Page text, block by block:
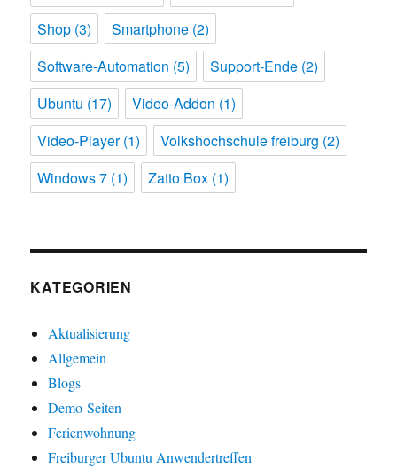
Shop (3) Smartphone (2)
Software-Automation (5) Support-Ende (2)
Ubuntu (17) Video-Addon (1)
Video-Player(1) Volkshochschule freiburg (2)
Windows 7 (1) Zatto Box (1)
KATEGORIEN
Aktualisierung
Allgemein
Blogs
Demo-Seiten
Ferienwohnung
Freiburger Ubuntu Anwendertreffen